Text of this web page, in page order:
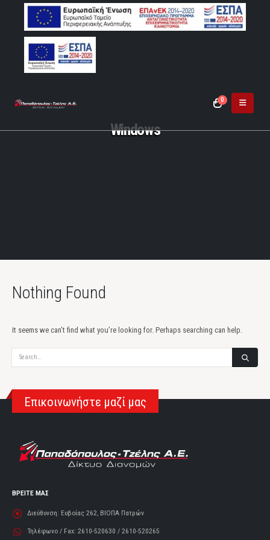
0
Windows
Nothing Found
It seems we can’t find what you’re looking for. Perhaps searching can help.
Αναζήτηση
Επικοινωνήστε μαζί μας
ΒΡΕΙΤΕ ΜΑΣ
Διεύθυνση: Ευβοίας 262, ΒΙΟΠΑ Πατρών
Τηλέφωνο / Fax: 2610-520630 / 2610-520265